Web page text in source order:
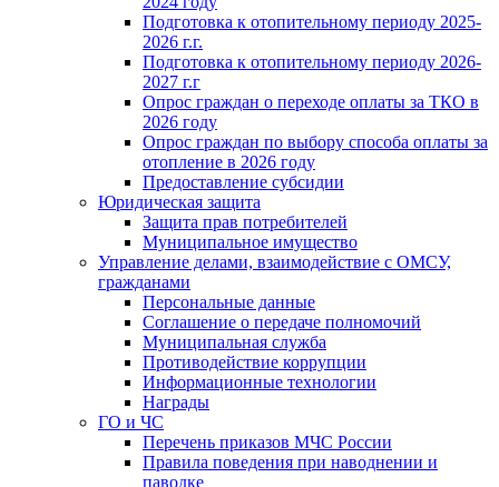
Подготовка к отопительному периоду 2025-
2026 г.г.
Подготовка к отопительному периоду 2026-
2027 г.г
Опрос граждан о переходе оплаты за ТКО в
2026 году
Опрос граждан по выбору способа оплаты за
отопление в 2026 году
Предоставление субсидии
Юридическая защита
Защита прав потребителей
Муниципальное имущество
Управление делами, взаимодействие с ОМСУ,
гражданами
Персональные данные
Соглашение о передаче полномочий
Муниципальная служба
Противодействие коррупции
Информационные технологии
Награды
ГО и ЧС
Перечень приказов МЧС России
Правила поведения при наводнении и
паводке